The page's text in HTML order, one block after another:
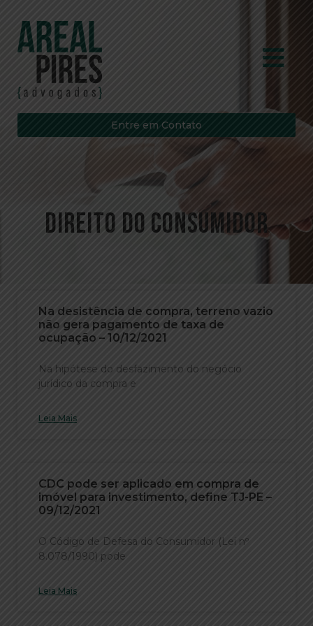
Entre em Contato
Direito do consumidor
Na desistência de compra, terreno vazio
não gera pagamento de taxa de
ocupação – 10/12/2021
Na hipótese do desfazimento do negócio
jurídico da compra e
Leia Mais
CDC pode ser aplicado em compra de
imóvel para investimento, define TJ-PE –
09/12/2021
O Código de Defesa do Consumidor (Lei nº
8.078/1990) pode
Leia Mais